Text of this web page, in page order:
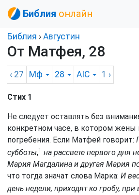
Библия онлайн
Библия › Августин
От Матфея, 28
‹ 27 Мф 28 AIC 1 ›
Стих 1
Не следует оставлять без
конкретном часе, в котором жены
погребения. Если Матфей говорит:
субботы,1 на рассвете первого дня
Мария Магдалина и другая Мария
что тогда значат слова Марка: И
день недели, приходят ко гробу, при